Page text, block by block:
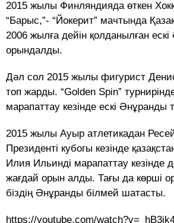
2015 жылы Финляндияда өткен
“Барыс,”- “Йокерит” мачтында
2006 жылға дейін қолданылған
орындалды.
Дәл сол 2015 жылы фигурист
топ жарды. “Golden Spin”
марапаттау кезінде ескі Әнұранды
2015 жылы Ауыр атлетикадан
Президенті кубогы кезінде
Илия Ильинді марапаттау кезінде
жағдай орын алды. Тағы да көрші
біздің Әнұранды білмей шатасты.
https://youtube.com/